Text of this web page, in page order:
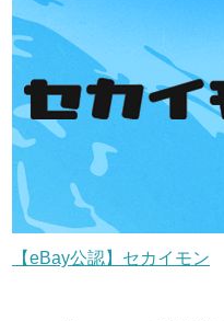
【eBay公認】セカイモン